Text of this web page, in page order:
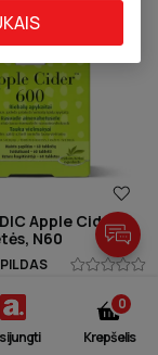
0
Krepšelis
Apple Cider
N60
Į KREPŠELĮ